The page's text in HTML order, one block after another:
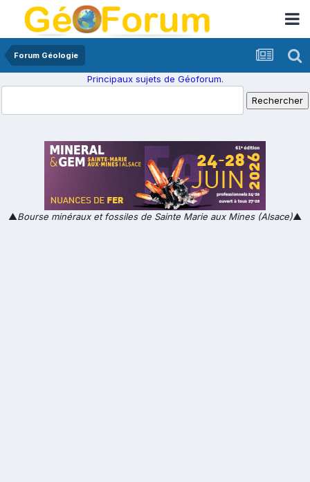
Forum Géologie
Principaux sujets de Géoforum.
▲Bourse minéraux et fossiles de Sainte Marie aux Mines (Alsace)▲